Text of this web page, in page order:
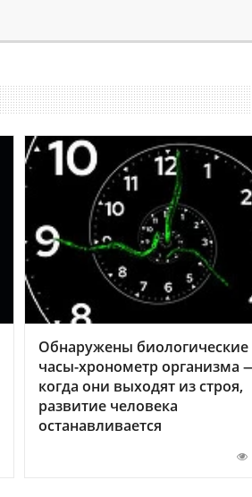
Обнаружены биологические
часы-хронометр организма
когда они выходят из строя,
развитие человека
останавливается